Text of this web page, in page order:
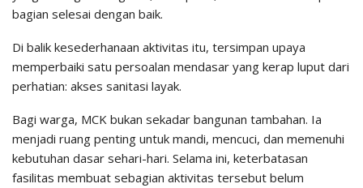
bagian selesai dengan baik.
Di balik kesederhanaan aktivitas itu, tersimpan upaya
memperbaiki satu persoalan mendasar yang kerap luput dari
perhatian: akses sanitasi layak.
Bagi warga, MCK bukan sekadar bangunan tambahan. Ia
menjadi ruang penting untuk mandi, mencuci, dan memenuhi
kebutuhan dasar sehari-hari. Selama ini, keterbatasan
fasilitas membuat sebagian aktivitas tersebut belum